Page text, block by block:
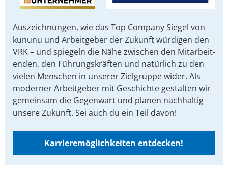
Auszeichnungen, wie das Top Company Siegel von
kununu und Arbeit­geber der Zukunft würdigen den
VRK – und spiegeln die Nähe zwischen den Mit­arbeit­
enden, den Führungs­kräften und natürlich zu den
vielen Menschen in unserer Ziel­gruppe wider. Als
moderner Arbeit­geber mit Ge­schichte gestalten wir
ge­mein­sam die Gegen­wart und planen nach­haltig
unsere Zu­kunft. Sei auch du ein Teil davon!
Karrieremöglichkeiten entdecken!